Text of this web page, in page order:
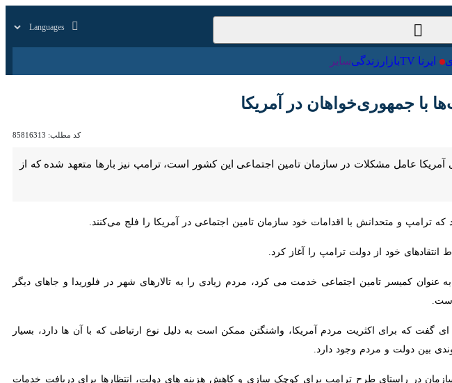
عکس چندرسانه‌ای ایرنا TV
جمهوری‌خواهان در آمریکا
کد مطلب: 85816313
عامل مشکلات در سازمان تامین اجتماعی این کشور است، ترامپ نیز بارها متعهد شده‌ که از مزایای این
و متحدانش با اقدامات خود سازمان تامین اجتماعی در آمریکا را فلج می‌کنند.
خود از دولت ترامپ را آغاز کرد.
کمیسر تامین اجتماعی خدمت می کرد، مردم زیادی را به تالارهای شهر در فلوریدا و جاهای دیگر دعوت کرده
که برای اکثریت مردم آمریکا، واشنگتن ممکن است به دلیل نوع ارتباطی که با آن ها دارد، بسیار دور از
و مردم وجود دارد.
در راستای طرح ترامپ برای کوچک سازی و کاهش هزینه های دولت، انتظارها برای دریافت خدمات بسیار